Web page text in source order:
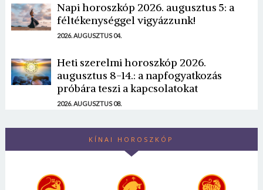
Napi horoszkóp 2026. augusztus 5: a
féltékenységgel vigyázzunk!
2026. AUGUSZTUS 04.
Heti szerelmi horoszkóp 2026.
augusztus 8-14.: a napfogyatkozás
próbára teszi a kapcsolatokat
2026. AUGUSZTUS 08.
KÍNAI HOROSZKÓP